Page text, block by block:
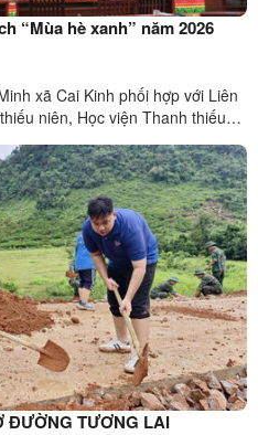
“Mùa hè xanh” năm 2026
xã Cai Kinh phối hợp với Liên
niên, Học viện Thanh thiếu
chương trình có đồng chí Đinh
tịch HĐND xã ...
ĐƯỜNG TƯƠNG LAI